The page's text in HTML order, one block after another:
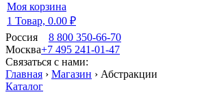
Моя корзина
1 Товар, 0.00 ₽
Россия
8 800 350-66-70
Москва+7 495 241-01-47
Связаться с нами:
Главная › Магазин › Абстракции
Каталог